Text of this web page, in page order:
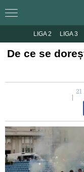
LIGA 2 LIGA 3
De ce se